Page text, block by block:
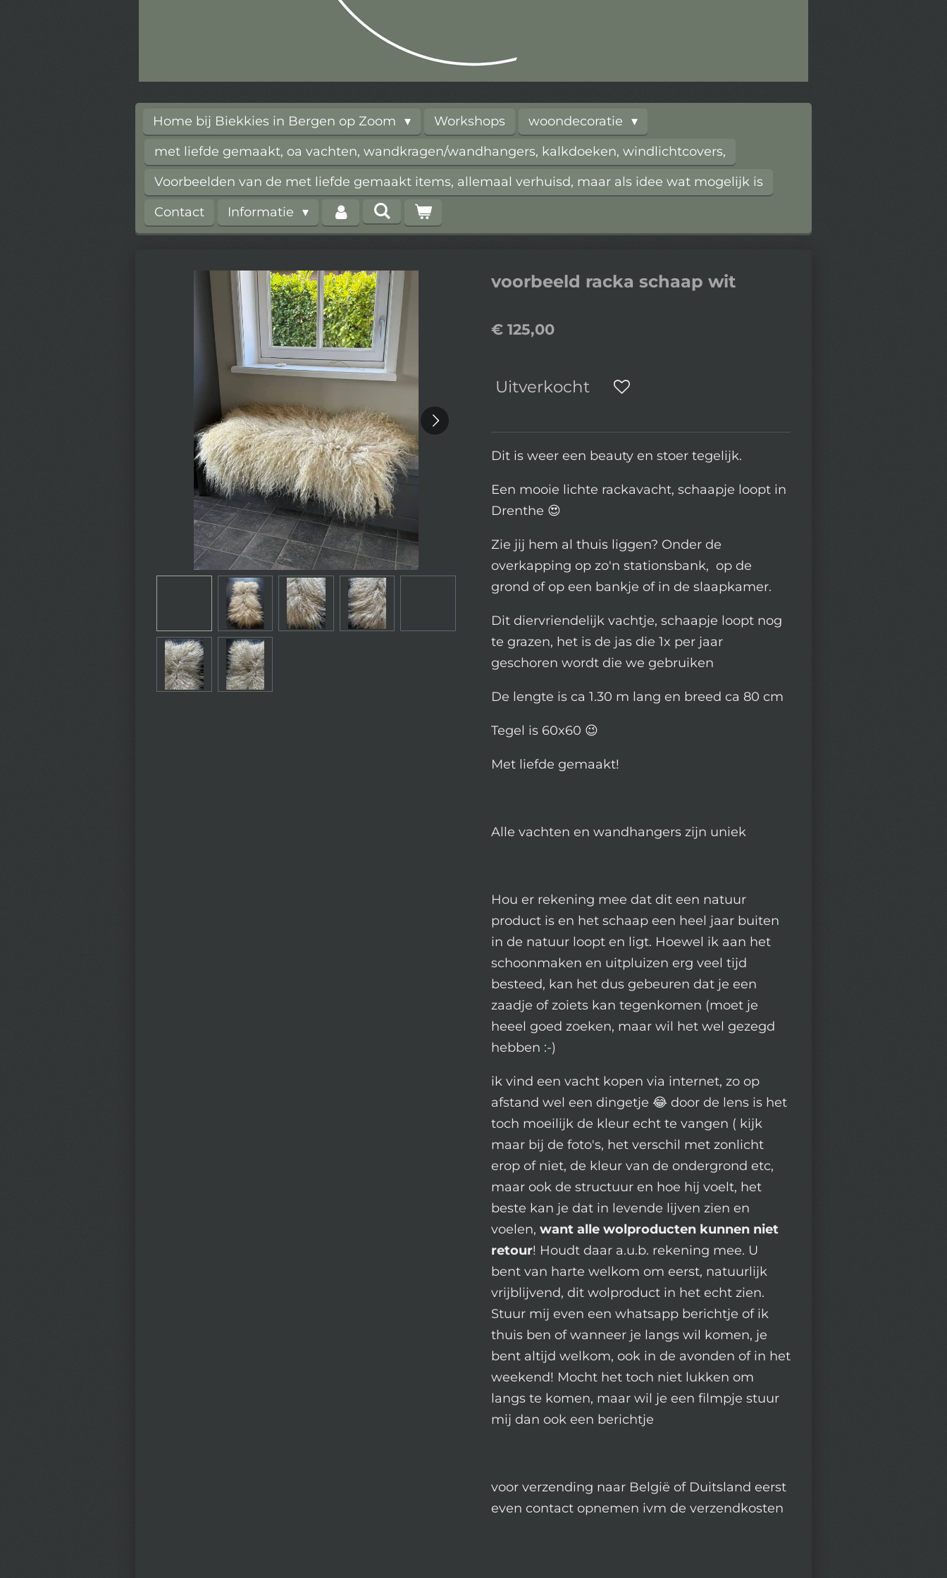
Home bij Biekkies in Bergen op Zoom Workshops
woondecoratie
met liefde gemaakt, oa vachten, wandkragen/wandhangers, kalkdoeken, windlichtcovers,
Voorbeelden van de met liefde gemaakt items, allemaal verhuisd, maar als idee wat mogelijk is
Contact
Informatie
voorbeeld racka schaap wit
€ 125,00
Uitverkocht
Dit is weer een beauty en stoer tegelijk.
Een mooie lichte rackavacht, schaapje loopt in
Drenthe 😍
Zie jij hem al thuis liggen? Onder de
overkapping op zo'n stationsbank, op de
grond of op een bankje of in de slaapkamer.
Dit diervriendelijk vachtje, schaapje loopt nog
te grazen, het is de jas die 1x per jaar
geschoren wordt die we gebruiken
De lengte is ca 1.30 m lang en breed ca 80 cm
Tegel is 60x60 😉
Met liefde gemaakt!
Alle vachten en wandhangers zijn uniek
Hou er rekening mee dat dit een natuur
product is en het schaap een heel jaar buiten
in de natuur loopt en ligt. Hoewel ik aan het
schoonmaken en uitpluizen erg veel tijd
besteed, kan het dus gebeuren dat je een
zaadje of zoiets kan tegenkomen (moet je
heeel goed zoeken, maar wil het wel gezegd
hebben :-)
ik vind een vacht kopen via internet, zo op
afstand wel een dingetje 😂 door de lens is het
toch moeilijk de kleur echt te vangen ( kijk
maar bij de foto's, het verschil met zonlicht
erop of niet, de kleur van de ondergrond etc,
maar ook de structuur en hoe hij voelt, het
beste kan je dat in levende lijven zien en
voelen, want alle wolproducten kunnen niet
retour! Houdt daar a.u.b. rekening mee. U
bent van harte welkom om eerst, natuurlijk
vrijblijvend, dit wolproduct in het echt zien.
Stuur mij even een whatsapp berichtje of ik
thuis ben of wanneer je langs wil komen, je
bent altijd welkom, ook in de avonden of in het
weekend! Mocht het toch niet lukken om
langs te komen, maar wil je een filmpje stuur
mij dan ook een berichtje
voor verzending naar België of Duitsland eerst
even contact opnemen ivm de verzendkosten